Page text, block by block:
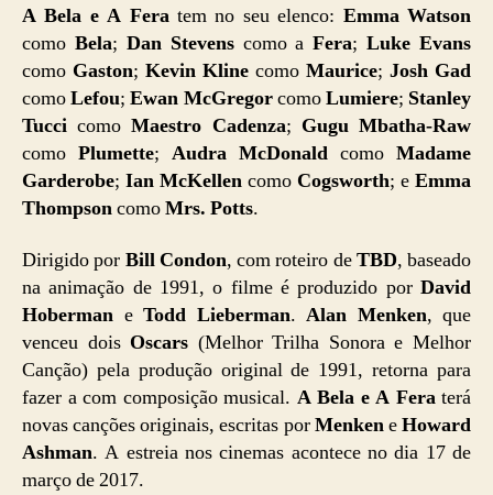
A Bela e A Feratem no seu elenco: Emma Watson
como Bela; Dan Stevenscomo aFera;Luke Evans
como Gaston; Kevin Kline como Maurice; Josh Gad
comoLefou;Ewan McGregorcomoLumiere; Stanley
Tucci comoMaestro Cadenza; Gugu Mbatha-Raw
como Plumette; Audra McDonald como Madame
Garderobe; Ian McKellen como Cogsworth; e Emma
ThompsoncomoMrs. Potts.
Dirigido por Bill Condon, com roteiro deTBD, baseado
na animação de 1991, o filme é produzido por David
Hoberman e Todd Lieberman. Alan Menken, que
venceu dois Oscars (Melhor Trilha Sonora e Melhor
Canção) pela produção original de 1991, retorna para
fazer a com composição musical. A Bela e A Fera terá
novas canções originais, escritas porMenkeneHoward
Ashman. A estreia nos cinemas acontece no dia 17 de
março de 2017.